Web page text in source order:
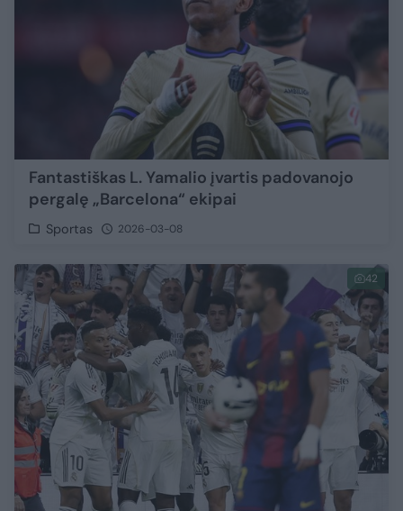
Fantastiškas L. Yamalio įvartis padovanojo
pergalę „Barcelona“ ekipai
Sportas 2026-03-08
42